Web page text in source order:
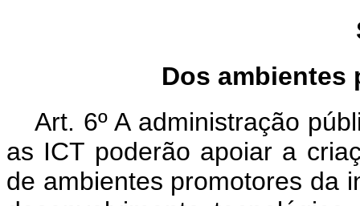
Dos ambientes
Art. 6º A administração
as ICT poderão apoiar a
de ambientes promotores da